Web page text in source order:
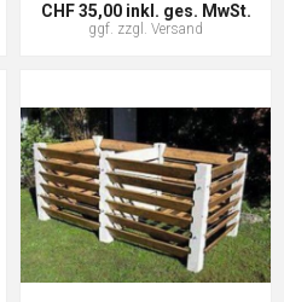
CHF 35,00 inkl. ges. MwSt.
ggf. zzgl. Versand